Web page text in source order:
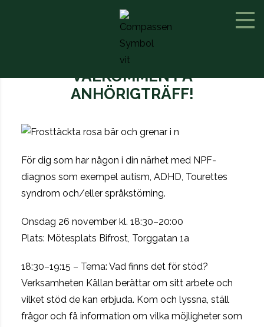
VÄLKOMMEN PÅ
ANHÖRIGTRÄFF!
För dig som har någon i din närhet med NPF-
diagnos som exempel autism, ADHD, Tourettes
syndrom och/eller språkstörning.
Onsdag 26 november kl. 18:30–20:00
Plats: Mötesplats Bifrost, Torggatan 1a
18:30–19:15 – Tema: Vad finns det för stöd?
Verksamheten Källan berättar om sitt arbete och
vilket stöd de kan erbjuda. Kom och lyssna, ställ
frågor och få information om vilka möjligheter som